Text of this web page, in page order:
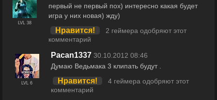
LVL 38
первый не первый пох) интересно какая будет
игра у них новая) жду)
Нравится!
2 геймера одобряют этот
комментарий
LVL 6
Pacan1337 30.10.2012 08:46
Думаю Ведьмака 3 клипать будут .
Нравится!
4 геймера одобряют этот
комментарий